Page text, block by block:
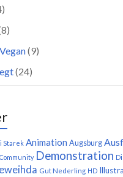
(9)
(24)
Starek Animation Augsburg
Community Demonstration
Gut Nederling HD